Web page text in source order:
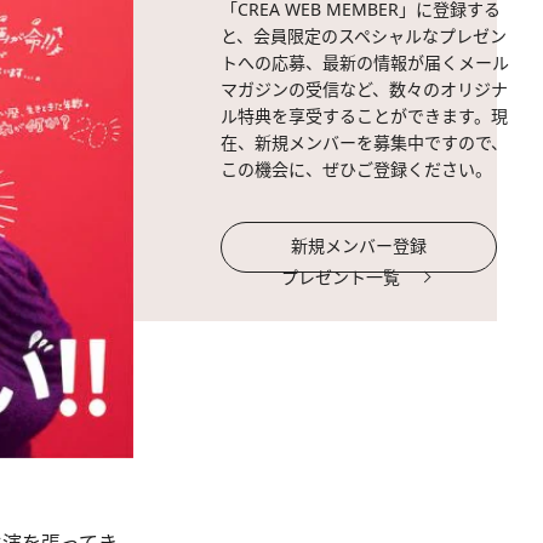
「CREA WEB MEMBER」に登録する
と、会員限定のスペシャルなプレゼン
トへの応募、最新の情報が届くメール
マガジンの受信など、数々のオリジナ
ル特典を享受することができます。現
在、新規メンバーを募集中ですので、
この機会に、ぜひご登録ください。
新規メンバー登録
プレゼント一覧